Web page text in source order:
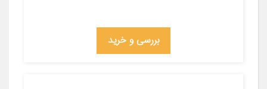
بررسی و خرید